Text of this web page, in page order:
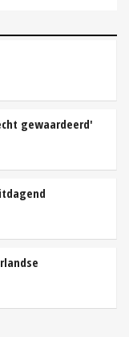
gewaardeerd'